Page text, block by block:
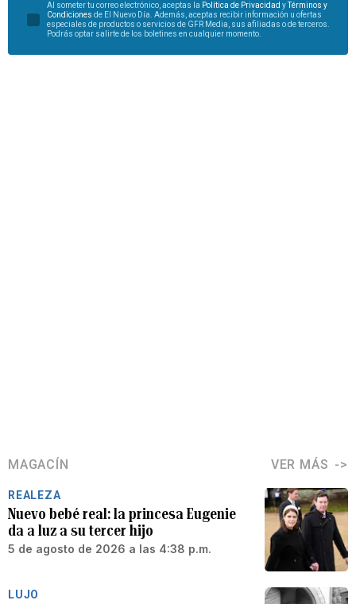
Al someter tu correo electrónico, aceptas la Política de Privacidad yTérminos y
Condiciones de El Nuevo Día. Además, aceptas recibir información u ofertas
especiales de productos o servicios de GFR Media, sus afiliadas o de terceros.
Podrás optar salirte de los boletines en cualquier momento.
MAGACÍN VER MÁS
REALEZA
Nuevo bebé real: la princesa Eugenie
da a luz a su tercer hijo
5 de agosto de 2026 a las 4:38 p.m.
LUJO